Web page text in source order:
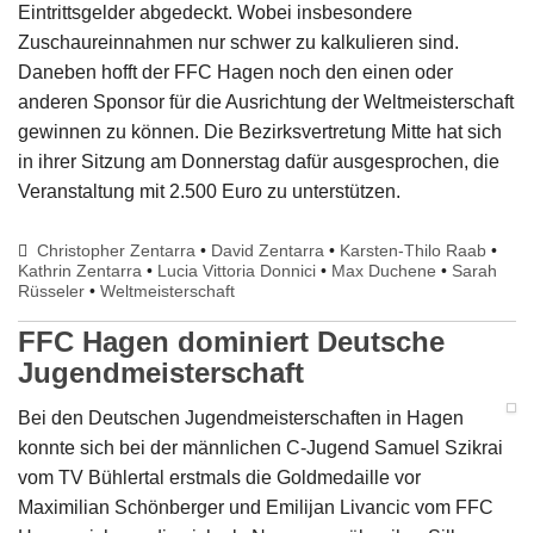
Eintrittsgelder abgedeckt. Wobei insbesondere
Zuschaureinnahmen nur schwer zu kalkulieren sind.
Daneben hofft der FFC Hagen noch den einen oder
anderen Sponsor für die Ausrichtung der Weltmeisterschaft
gewinnen zu können. Die Bezirksvertretung Mitte hat sich
in ihrer Sitzung am Donnerstag dafür ausgesprochen, die
Veranstaltung mit 2.500 Euro zu unterstützen.
Christopher Zentarra • David Zentarra • Karsten-Thilo Raab •
Kathrin Zentarra • Lucia Vittoria Donnici • Max Duchene • Sarah
Rüsseler • Weltmeisterschaft
FFC Hagen dominiert Deutsche
Jugendmeisterschaft
Bei den Deutschen Jugendmeisterschaften in Hagen
konnte sich bei der männlichen C-Jugend Samuel Szikrai
vom TV Bühlertal erstmals die Goldmedaille vor
Maximilian Schönberger und Emilijan Livancic vom FFC